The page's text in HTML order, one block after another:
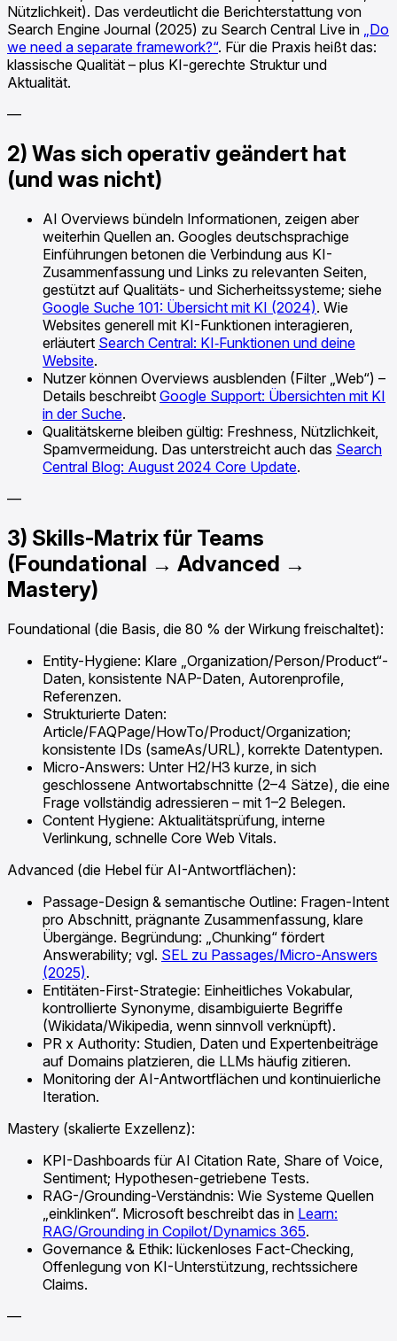
Nützlichkeit). Das verdeutlicht die Berichterstattung von
Search Engine Journal (2025) zu Search Central Live in „Do
we need a separate framework?“. Für die Praxis heißt das:
klassische Qualität – plus KI-gerechte Struktur und
Aktualität.
—
2) Was sich operativ geändert hat
(und was nicht)
AI Overviews bündeln Informationen, zeigen aber
weiterhin Quellen an. Googles deutschsprachige
Einführungen betonen die Verbindung aus KI-
Zusammenfassung und Links zu relevanten Seiten,
gestützt auf Qualitäts- und Sicherheitssysteme; siehe
Google Suche 101: Übersicht mit KI (2024). Wie
Websites generell mit KI-Funktionen interagieren,
erläutert Search Central: KI‑Funktionen und deine
Website.
Nutzer können Overviews ausblenden (Filter „Web“) –
Details beschreibt Google Support: Übersichten mit KI
in der Suche.
Qualitätskerne bleiben gültig: Freshness, Nützlichkeit,
Spamvermeidung. Das unterstreicht auch das Search
Central Blog: August 2024 Core Update.
—
3) Skills-Matrix für Teams
(Foundational → Advanced →
Mastery)
Foundational (die Basis, die 80 % der Wirkung freischaltet):
Entity-Hygiene: Klare „Organization/Person/Product“-
Daten, konsistente NAP-Daten, Autorenprofile,
Referenzen.
Strukturierte Daten:
Article/FAQPage/HowTo/Product/Organization;
konsistente IDs (sameAs/URL), korrekte Datentypen.
Micro-Answers: Unter H2/H3 kurze, in sich
geschlossene Antwortabschnitte (2–4 Sätze), die eine
Frage vollständig adressieren – mit 1–2 Belegen.
Content Hygiene: Aktualitätsprüfung, interne
Verlinkung, schnelle Core Web Vitals.
Advanced (die Hebel für AI-Antwortflächen):
Passage-Design & semantische Outline: Fragen-Intent
pro Abschnitt, prägnante Zusammenfassung, klare
Übergänge. Begründung: „Chunking“ fördert
Answerability; vgl. SEL zu Passages/Micro-Answers
(2025).
Entitäten-First-Strategie: Einheitliches Vokabular,
kontrollierte Synonyme, disambiguierte Begriffe
(Wikidata/Wikipedia, wenn sinnvoll verknüpft).
PR x Authority: Studien, Daten und Expertenbeiträge
auf Domains platzieren, die LLMs häufig zitieren.
Monitoring der AI-Antwortflächen und kontinuierliche
Iteration.
Mastery (skalierte Exzellenz):
KPI-Dashboards für AI Citation Rate, Share of Voice,
Sentiment; Hypothesen-getriebene Tests.
RAG-/Grounding-Verständnis: Wie Systeme Quellen
„einklinken“. Microsoft beschreibt das in Learn:
RAG/Grounding in Copilot/Dynamics 365.
Governance & Ethik: lückenloses Fact-Checking,
Offenlegung von KI-Unterstützung, rechtssichere
Claims.
—